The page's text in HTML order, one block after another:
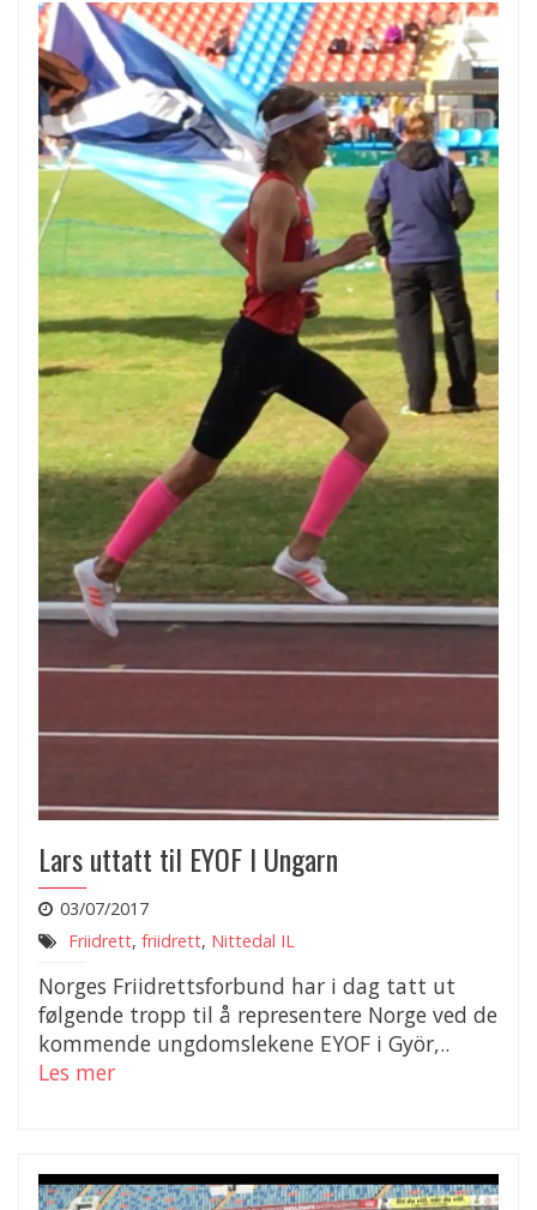
Lars uttatt til EYOF I Ungarn
03/07/2017
Friidrett, friidrett, Nittedal IL
Norges Friidrettsforbund har i dag tatt ut
følgende tropp til å representere Norge ved de
kommende ungdomslekene EYOF i Györ,..
Les mer